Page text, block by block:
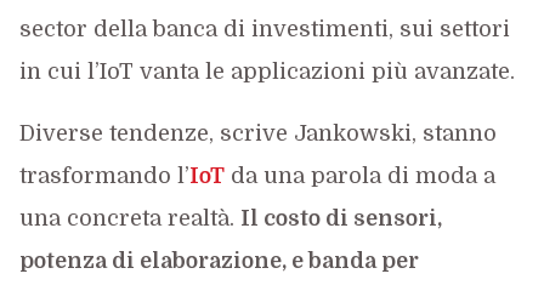
sector della banca di investimenti, sui settori
in cui l’IoT vanta le applicazioni più avanzate.
Diverse tendenze, scrive Jankowski, stanno
trasformando l’IoTda una parola di moda a
una concreta realtà. Il costo di sensori,
potenza di elaborazione, e banda per